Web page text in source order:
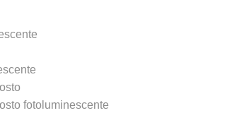
fotoluminescente